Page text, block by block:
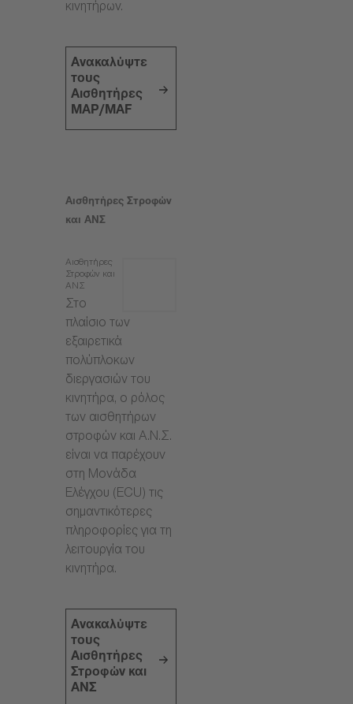
κινητήρων.
Ανακαλύψτε
τους
Αισθητήρες
MAP/MAF
Αισθητήρες Στροφών
και ΑΝΣ
Αισθητήρες
Στροφών και
ΑΝΣ
Στο
πλαίσιο των
εξαιρετικά
πολύπλοκων
διεργασιών του
κινητήρα, ο ρόλος
των αισθητήρων
στροφών και Α.Ν.Σ.
είναι να παρέχουν
στη Μονάδα
Ελέγχου (ECU) τις
σημαντικότερες
πληροφορίες για τη
λειτουργία του
κινητήρα.
Ανακαλύψτε
τους
Αισθητήρες
Στροφών και
ΑΝΣ